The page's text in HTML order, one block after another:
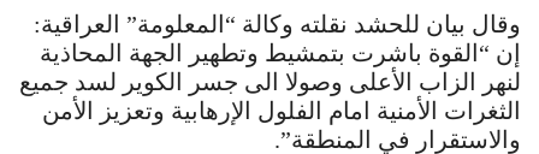
وقال بيان للحشد نقلته وكالة “المعلومة” العراقية:
إن “القوة باشرت بتمشيط وتطهير الجهة المحاذية
لنهر الزاب الأعلى وصولا الى جسر الكوير لسد جميع
الثغرات الأمنية امام الفلول الإرهابية وتعزيز الأمن
والاستقرار في المنطقة”.